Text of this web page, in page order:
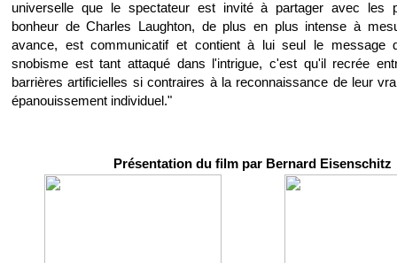
universelle que le spectateur est invité à partager avec les
bonheur de Charles Laughton, de plus en plus intense à
avance, est communicatif et contient à lui seul le
snobisme est tant attaqué dans l'intrigue, c'est qu'il recrée
barrières artificielles si contraires à la reconnaissance de leur
épanouissement individuel."
Présentation du film par Bernard Eisenschitz